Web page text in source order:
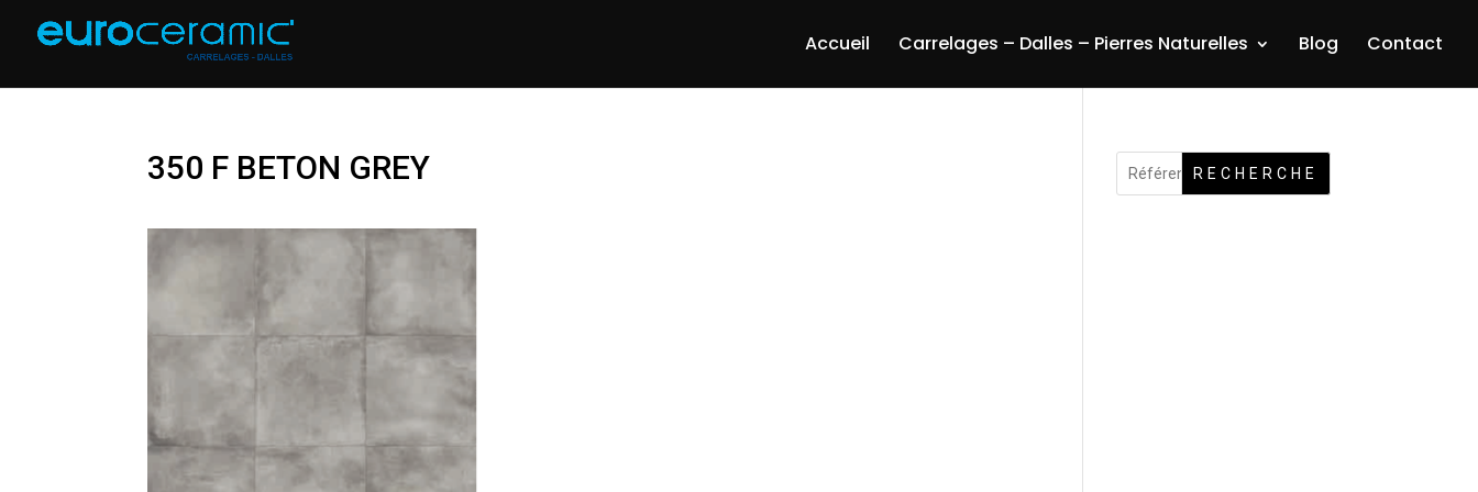
Accueil Carrelages – Dalles – Pierres Naturelles Blog Contact
350 F BETON GREY RECHERCHE